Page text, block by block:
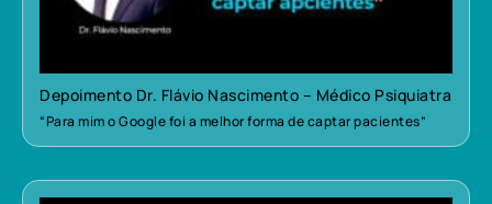
Depoimento Dr. Flávio Nascimento – Médico Psiquiatra
“Para mim o Google foi a melhor forma de captar pacientes”